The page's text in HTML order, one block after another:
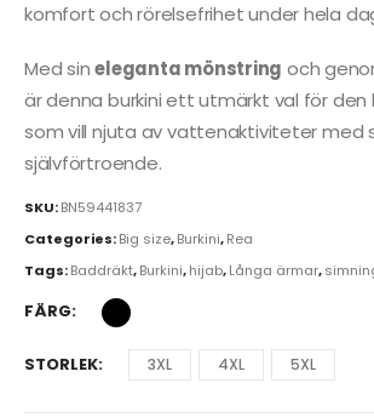
komfort och rörelsefrihet under hela
Med sineleganta mönstring och
är denna burkini ett utmärkt val för den
som vill njuta av vattenaktiviteter med
självförtroende.
SKU:BN59441837
Categories:Big size,Burkini,Rea
Tags:Baddräkt,Burkini,hijab,Långa ärmar,
FÄRG
STORLEK 3XL 4XL 5XL